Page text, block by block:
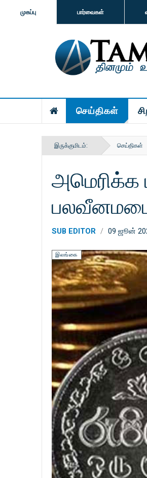
முகப்பு பார்வைகள்
செய்திகள்
இருக்குமிடம்: செய்திகள்
அமெரிக்க
SUB EDITOR 09 ஜூன்
இலங்கை